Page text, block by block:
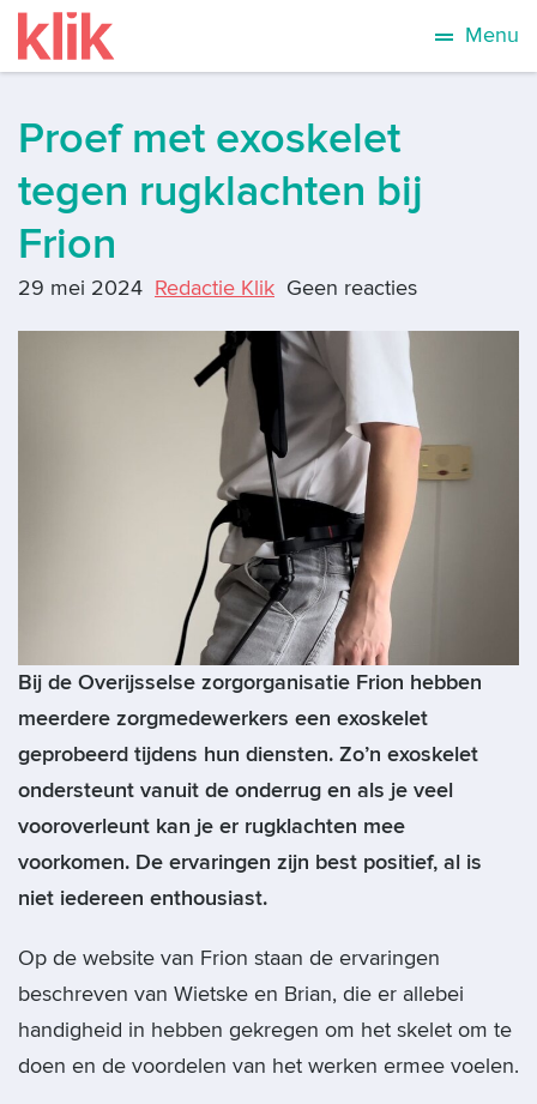
Menu
Proef met exoskelet
tegen rugklachten bij
Frion
29 mei 2024 Redactie Klik Geen reacties
Bij de Overijsselse zorgorganisatie Frion hebben
meerdere zorgmedewerkers een exoskelet
geprobeerd tijdens hun diensten. Zo’n exoskelet
ondersteunt vanuit de onderrug en als je veel
vooroverleunt kan je er rugklachten mee
voorkomen. De ervaringen zijn best positief, al is
niet iedereen enthousiast.
Op de website van Frion staan de ervaringen
beschreven van Wietske en Brian, die er allebei
handigheid in hebben gekregen om het skelet om te
doen en de voordelen van het werken ermee voelen.